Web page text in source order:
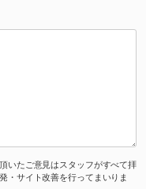
いたご意見はスタッフがすべて拝
・サイト改善を行ってまいりま